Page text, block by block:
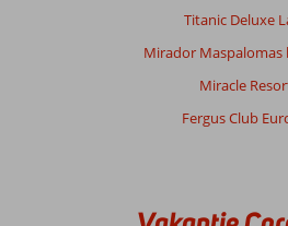
Titanic Deluxe
Mirador Maspalomas
Miracle
Fergus Club